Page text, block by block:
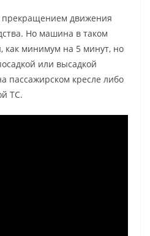
прекращением движения
Но машина в таком
как минимум на 5 минут, но
или высадкой
пассажирском кресле либо
ТС.